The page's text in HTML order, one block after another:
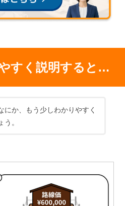
すく説明すると…
にか、もう少しわかりやすく
う。